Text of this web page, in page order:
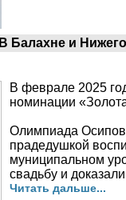
В Балахне и
В феврале 2025
номинации
Олимпиада
прадедушкой
муниципальном
свадьбу и
Читать дальше...